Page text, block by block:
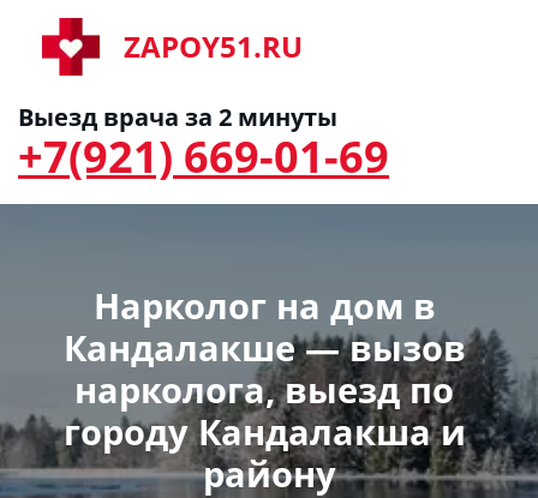
ZAPOY51.RU
Выезд врача за 2 минуты
+7(921) 669-01-69
Нарколог на дом в
Кандалакше — вызов
нарколога, выезд по
городу Кандалакша и
району